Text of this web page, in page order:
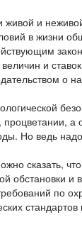
и
в жизни
и
о
Но ведь
сказать,
обстановки
по